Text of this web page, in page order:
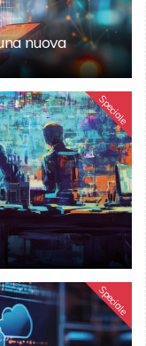
nuova
Speciale
Speciale